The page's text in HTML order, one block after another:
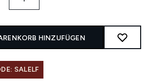
HINZUFÜGEN
SALELF